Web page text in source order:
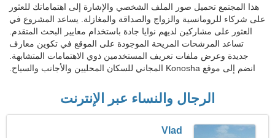
هذا المجتمع تحميل صور الملف الشخصي والإشارة إلى اهتماماتك للعثور
على شركاء للرومانسية والزواج والصداقة والمغازلة. يساعد المشروع في
العثور على مشاركين لديهم نوايا جادة باستخدام معايير البحث المتقدم.
تساعد المرشحات المريحة الموجودة على الموقع في تكوين معارف
جديدة وعرض ملفات تعريف المستخدمين ذوي الاهتمامات المتشابهة.
انضم إلى موقع Konosha المجاني للسكان المحليين والأجانب والسياح.
الرجال والنساء عبر الإنترنت
Vlad